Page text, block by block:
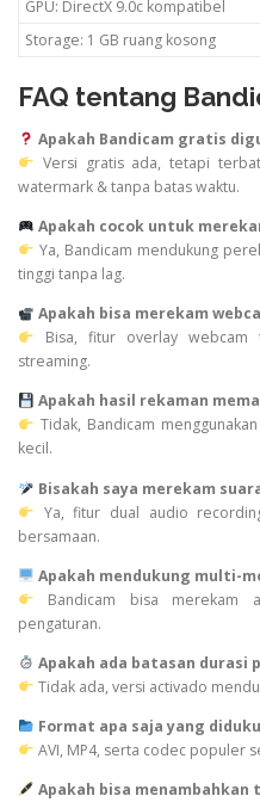
GPU: DirectX 9.0c kompatibel
Storage: 1 GB ruang kosong
FAQ tentang
Apakah Bandicam gratis
Versi gratis ada, tetapi
watermark & tanpa batas waktu.
Apakah cocok untuk
Ya, Bandicam mendukung
tinggi tanpa lag.
Apakah bisa merekam
Bisa, fitur overlay webcam
streaming.
Apakah hasil rekaman
Tidak, Bandicam
kecil.
Bisakah saya merekam
Ya, fitur dual audio
bersamaan.
Apakah mendukung multi-
Bandicam bisa merekam
pengaturan.
Apakah ada batasan durasi
Tidak ada, versi activado
Format apa saja yang
AVI, MP4, serta codec populer
Apakah bisa menambahkan